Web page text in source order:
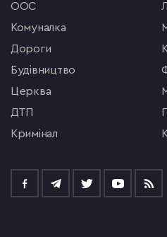
ООС
комуналка
Дороги
будівництво
церква
ДТП
кримінал